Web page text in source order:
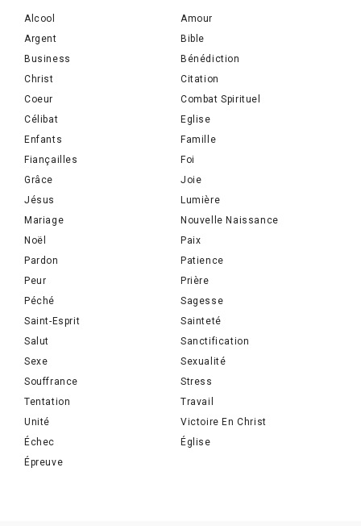
Alcool
Amour
Argent
Bible
Business
Bénédiction
Christ
Citation
Coeur
Combat Spirituel
Célibat
Eglise
Enfants
Famille
Fiançailles
Foi
Grâce
Joie
Jésus
Lumière
Mariage
Nouvelle Naissance
Noël
Paix
Pardon
Patience
Peur
Prière
Péché
Sagesse
Saint-Esprit
Sainteté
Salut
Sanctification
Sexe
Sexualité
Souffrance
Stress
Tentation
Travail
Unité
Victoire En Christ
Échec
Église
Épreuve